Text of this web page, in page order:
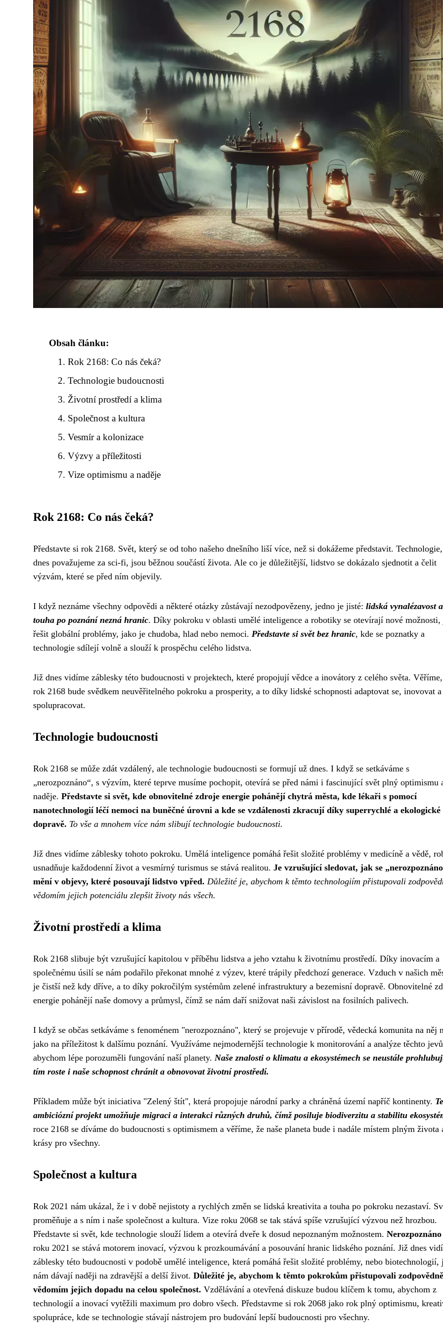
Obsah článku:
Rok 2168: Co nás čeká?
Technologie budoucnosti
Životní prostředí a klima
Společnost a kultura
Vesmír a kolonizace
Výzvy a příležitosti
Vize optimismu a naděje
Rok 2168: Co nás čeká?
Představte si rok 2168. Svět, který se od toho našeho dnešního liší více, než si dokážeme představit.
dnes považujeme za sci-fi, jsou běžnou součástí života. Ale co je důležitější, lidstvo se dokázalo sjednotit a čelit
výzvám, které se před ním objevily.
I když neznáme všechny odpovědi a některé otázky zůstávají nezodpovězeny, jedno je jisté: lidská vynalézavost a
touha po poznání nezná hranic. Díky pokroku v oblasti umělé inteligence a robotiky se otevírají nové možnosti,
řešit globální problémy, jako je chudoba, hlad nebo nemoci. Představte si svět bez hranic, kde se poznatky a
technologie sdílejí volně a slouží k prospěchu celého lidstva.
Již dnes vidíme záblesky této budoucnosti v projektech, které propojují vědce a inovátory z celého světa.
rok 2168 bude svědkem neuvěřitelného pokroku a prosperity, a to díky lidské schopnosti adaptovat se, inovovat a
spolupracovat.
Technologie budoucnosti
Rok 2168 se může zdát vzdálený, ale technologie budoucnosti se formují už dnes. I když se setkáváme s
„nerozpoznáno“, s výzvím, které teprve musíme pochopit, otevírá se před námi i fascinující svět plný optimismu
naděje. Představte si svět, kde obnovitelné zdroje energie pohánějí chytrá města, kde lékaři s pomocí
nanotechnologií léčí nemoci na buněčné úrovni a kde se vzdálenosti zkracují díky superrychlé a ekologické
dopravě. To vše a mnohem více nám slibují technologie budoucnosti.
Již dnes vidíme záblesky tohoto pokroku. Umělá inteligence pomáhá řešit složité problémy v medicíně a vědě,
usnadňuje každodenní život a vesmírný turismus se stává realitou. Je vzrušující sledovat, jak se
mění v objevy, které posouvají lidstvo vpřed. Důležité je, abychom k těmto technologiím přistupovali
vědomím jejich potenciálu zlepšit životy nás všech.
Životní prostředí a klima
Rok 2168 slibuje být vzrušující kapitolou v příběhu lidstva a jeho vztahu k životnímu prostředí. Díky inovacím a
společnému úsilí se nám podařilo překonat mnohé z výzev, které trápily předchozí generace. Vzduch v našich
je čistší než kdy dříve, a to díky pokročilým systémům zelené infrastruktury a bezemisní dopravě. Obnovitelné
energie pohánějí naše domovy a průmysl, čímž se nám daří snižovat naši závislost na fosilních palivech.
I když se občas setkáváme s fenoménem "nerozpoznáno", který se projevuje v přírodě, vědecká komunita na něj
jako na příležitost k dalšímu poznání. Využíváme nejmodernější technologie k monitorování a analýze těchto
abychom lépe porozuměli fungování naší planety. Naše znalosti o klimatu a ekosystémech se neustále
tím roste i naše schopnost chránit a obnovovat životní prostředí.
Příkladem může být iniciativa "Zelený štít", která propojuje národní parky a chráněná území napříč kontinenty.
ambiciózní projekt umožňuje migraci a interakci různých druhů, čímž posiluje biodiverzitu a stabilitu
roce 2168 se díváme do budoucnosti s optimismem a věříme, že naše planeta bude i nadále místem plným života
krásy pro všechny.
Společnost a kultura
Rok 2021 nám ukázal, že i v době nejistoty a rychlých změn se lidská kreativita a touha po pokroku nezastaví.
proměňuje a s ním i naše společnost a kultura. Vize roku 2068 se tak stává spíše vzrušující výzvou než hrozbou.
Představte si svět, kde technologie slouží lidem a otevírá dveře k dosud nepoznaným možnostem. Nerozpoznáno
roku 2021 se stává motorem inovací, výzvou k prozkoumávání a posouvání hranic lidského poznání. Již dnes
záblesky této budoucnosti v podobě umělé inteligence, která pomáhá řešit složité problémy, nebo biotechnologií,
nám dávají naději na zdravější a delší život. Důležité je, abychom k těmto pokrokům přistupovali
vědomím jejich dopadu na celou společnost. Vzdělávání a otevřená diskuze budou klíčem k tomu, abychom z
technologií a inovací vytěžili maximum pro dobro všech. Představme si rok 2068 jako rok plný optimismu,
spolupráce, kde se technologie stávají nástrojem pro budování lepší budoucnosti pro všechny.